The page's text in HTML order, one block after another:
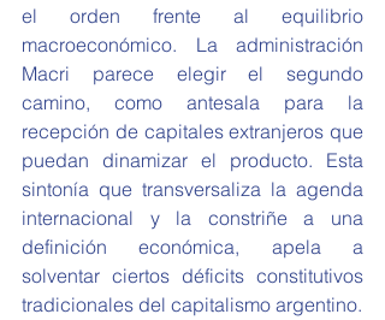
el orden frente al equilibrio
macroeconómico. La administración
Macri parece elegir el segundo
camino, como antesala para la
recepción de capitales extranjeros que
puedan dinamizar el producto. Esta
sintonía que transversaliza la agenda
internacional y la constriñe a una
definición económica, apela a
solventar ciertos déficits constitutivos
tradicionales del capitalismo argentino.